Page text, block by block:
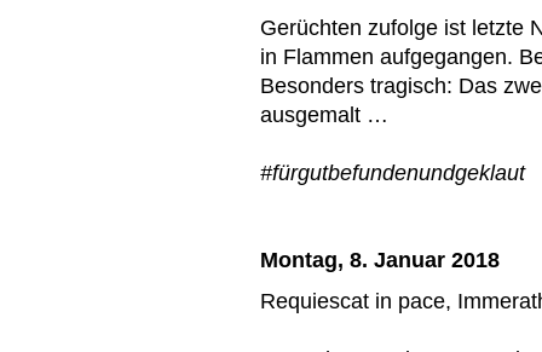
Gerüchten zufolge ist letzte
in Flammen aufgegangen.
Besonders tragisch: Das
ausgemalt …
#fürgutbefundenundgeklaut
Montag, 8. Januar 2018
Requiescat in pace,